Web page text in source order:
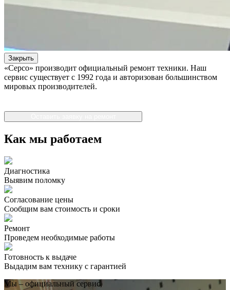
Закрыть
«Серсо» производит официальный ремонт техники. Наш
сервис существует с 1992 года и авторизован большинством
мировых производителей.
Как мы работаем
Диагностика
Выявим поломку
Согласование цены
Сообщим вам стоимость и сроки
Ремонт
Проведем необходимые работы
Готовность к выдаче
Выдадим вам технику с гарантией
Мы – официальный сервис,